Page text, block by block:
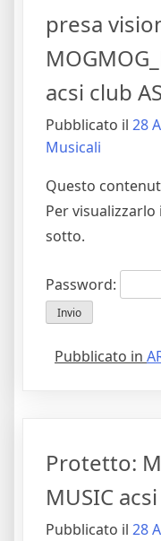
presa
acsi club
Pubblicato il 28
Musicali
Questo
Per
sotto.
Password:
Pubblicato in
Protetto:
MUSIC
Pubblicato il 28